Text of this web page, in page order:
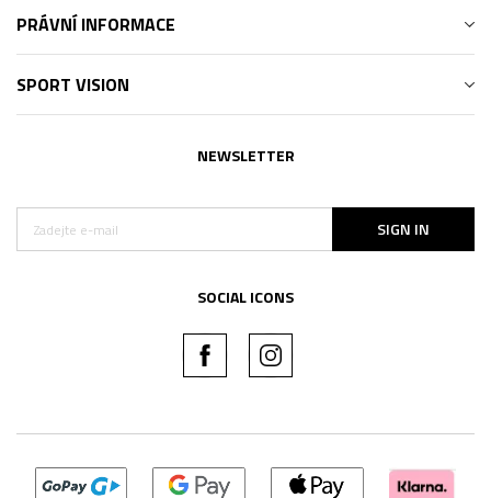
PRÁVNÍ INFORMACE
SPORT VISION
NEWSLETTER
SIGN IN
SOCIAL ICONS